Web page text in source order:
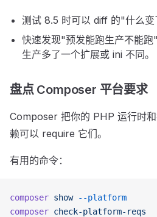
测试 8.5 时可以 diff 的"什么变
快速发现"预发能跑生产不能
生产多了一个扩展或 ini 不同。
盘点 Composer 平台要求
Composer 把你的 PHP 运行时
赖可以 require 它们。
有用的命令：
composer show --platform
composer check-platform-reqs